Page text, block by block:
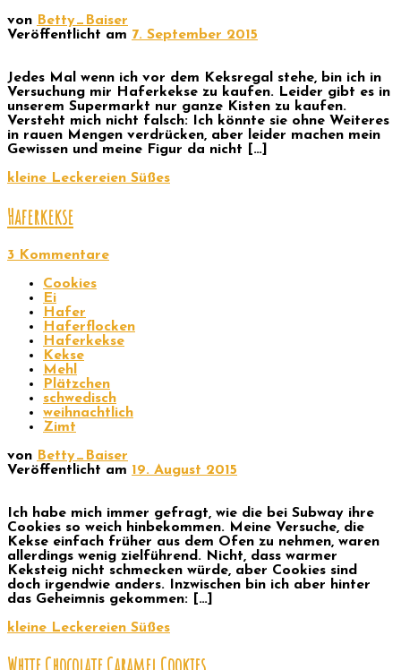
von Betty_Baiser
Veröffentlicht am 7. September 2015
Jedes Mal wenn ich vor dem Keksregal stehe, bin ich in
Versuchung mir Haferkekse zu kaufen. Leider gibt es in
unserem Supermarkt nur ganze Kisten zu kaufen.
Versteht mich nicht falsch: Ich könnte sie ohne Weiteres
in rauen Mengen verdrücken, aber leider machen mein
Gewissen und meine Figur da nicht […]
kleine Leckereien Süßes
Haferkekse
3 Kommentare
Cookies
Ei
Hafer
Haferflocken
Haferkekse
Kekse
Mehl
Plätzchen
schwedisch
weihnachtlich
Zimt
von Betty_Baiser
Veröffentlicht am 19. August 2015
Ich habe mich immer gefragt, wie die bei Subway ihre
Cookies so weich hinbekommen. Meine Versuche, die
Kekse einfach früher aus dem Ofen zu nehmen, waren
allerdings wenig zielführend. Nicht, dass warmer
Keksteig nicht schmecken würde, aber Cookies sind
doch irgendwie anders. Inzwischen bin ich aber hinter
das Geheimnis gekommen: […]
kleine Leckereien Süßes